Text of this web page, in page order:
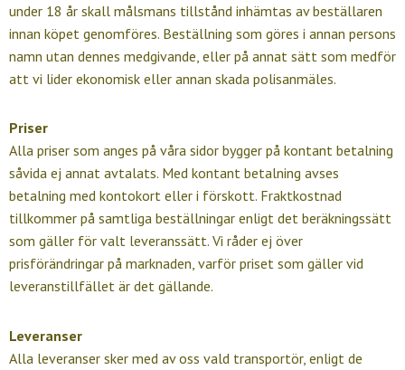
under 18 år skall målsmans tillstånd inhämtas av beställaren
innan köpet genomföres. Beställning som göres i annan persons
namn utan dennes medgivande, eller på annat sätt som medför
att vi lider ekonomisk eller annan skada polisanmäles.
Priser
Alla priser som anges på våra sidor bygger på kontant betalning
såvida ej annat avtalats. Med kontant betalning avses
betalning med kontokort eller i förskott. Fraktkostnad
tillkommer på samtliga beställningar enligt det beräkningssätt
som gäller för valt leveranssätt. Vi råder ej över
prisförändringar på marknaden, varför priset som gäller vid
leveranstillfället är det gällande.
Leveranser
Alla leveranser sker med av oss vald transportör, enligt de